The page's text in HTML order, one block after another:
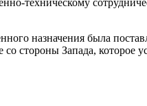
назначения была
стороны Запада, которое